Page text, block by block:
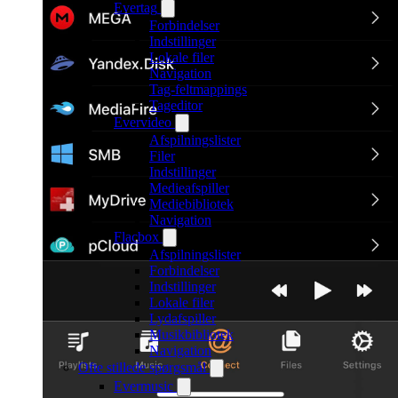
Evertag
Forbindelser
Indstillinger
Lokale filer
Navigation
Tag-feltmappings
Tageditor
Evervideo
Afspilningslister
Filer
Indstillinger
Medieafspiller
Mediebibliotek
Navigation
Flacbox
Afspilningslister
Forbindelser
Indstillinger
Lokale filer
Lydafspiller
Musikbibliotek
Navigation
Ofte stillede spørgsmål
Evermusic